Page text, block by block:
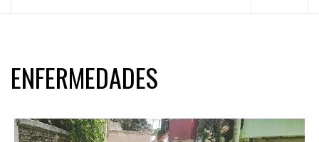
ENFERMEDADES